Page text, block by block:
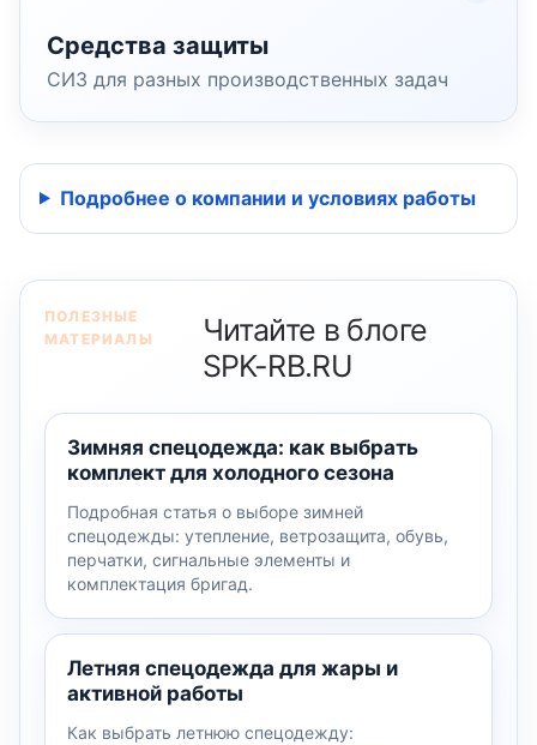
Средства защиты
СИЗ для разных производственных задач
Подробнее о компании и условиях работы
ПОЛЕЗНЫЕ
МАТЕРИАЛЫ
Читайте в блоге
SPK-RB.RU
Зимняя спецодежда: как выбрать
комплект для холодного сезона
Подробная статья о выборе зимней
спецодежды: утепление, ветрозащита, обувь,
перчатки, сигнальные элементы и
комплектация бригад.
Летняя спецодежда для жары и
активной работы
Как выбрать летнюю спецодежду: